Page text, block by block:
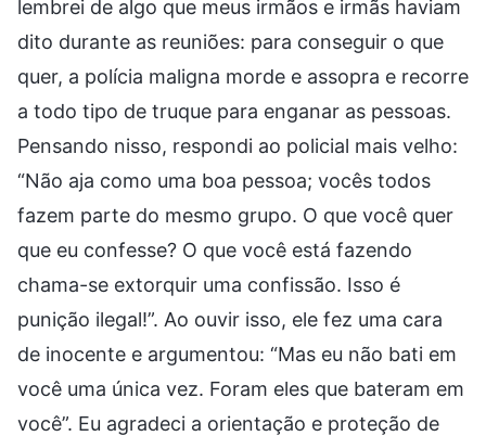
lembrei de algo que meus irmãos e irmãs haviam
dito durante as reuniões: para conseguir o que
quer, a polícia maligna morde e assopra e recorre
a todo tipo de truque para enganar as pessoas.
Pensando nisso, respondi ao policial mais velho:
“Não aja como uma boa pessoa; vocês todos
fazem parte do mesmo grupo. O que você quer
que eu confesse? O que você está fazendo
chama-se extorquir uma confissão. Isso é
punição ilegal!”. Ao ouvir isso, ele fez uma cara
de inocente e argumentou: “Mas eu não bati em
você uma única vez. Foram eles que bateram em
você”. Eu agradeci a orientação e proteção de